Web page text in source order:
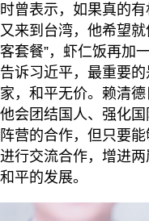
时曾表示，如果真的
又来到台湾，他希望就
客套餐”，虾仁饭再加
告诉习近平，最重要
家，和平无价。赖清德
他会团结国人、强化
阵营的合作，但只要
进行交流合作，增进
和平的发展。